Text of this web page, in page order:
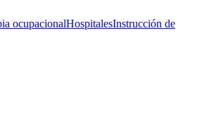
ocupacionalHospitalesInstrucción de